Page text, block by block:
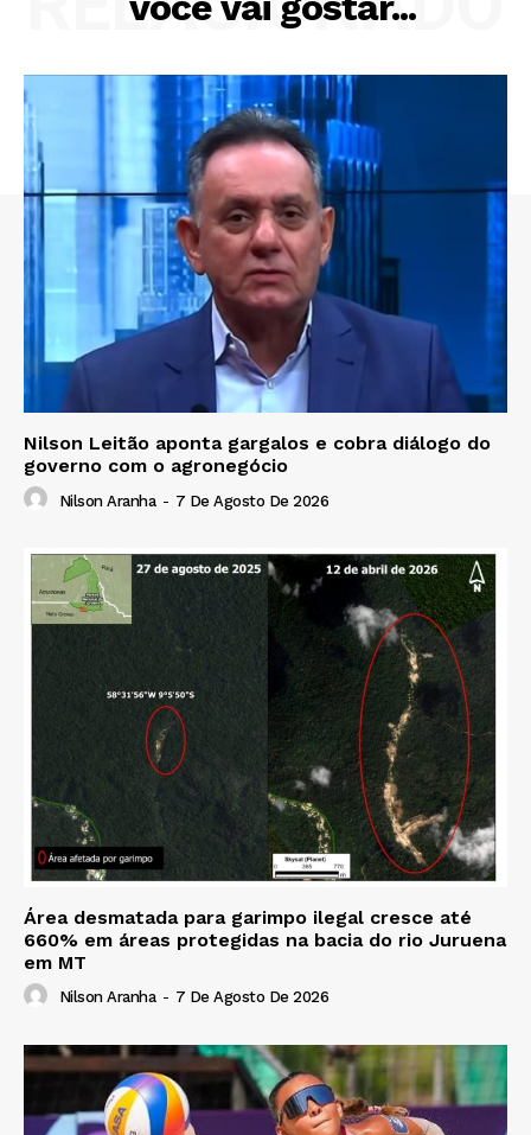
Nilson Leitão aponta gargalos e cobra diálogo do
governo com o agronegócio
Nilson Aranha - 7 De Agosto De 2026
Área desmatada para garimpo ilegal cresce até
660% em áreas protegidas na bacia do rio Juruena
em MT
Nilson Aranha - 7 De Agosto De 2026